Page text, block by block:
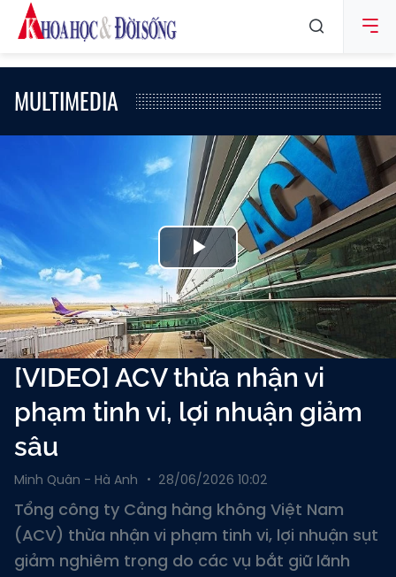
MULTIMEDIA
Play
Video
[VIDEO] ACV thừa nhận vi
phạm tinh vi, lợi nhuận giảm
sâu
Minh Quân - Hà Anh 28/06/2026 10:02
Tổng công ty Cảng hàng không Việt Nam
(ACV) thừa nhận vi phạm tinh vi, lợi nhuận sụt
giảm nghiêm trọng do các vụ bắt giữ lãnh